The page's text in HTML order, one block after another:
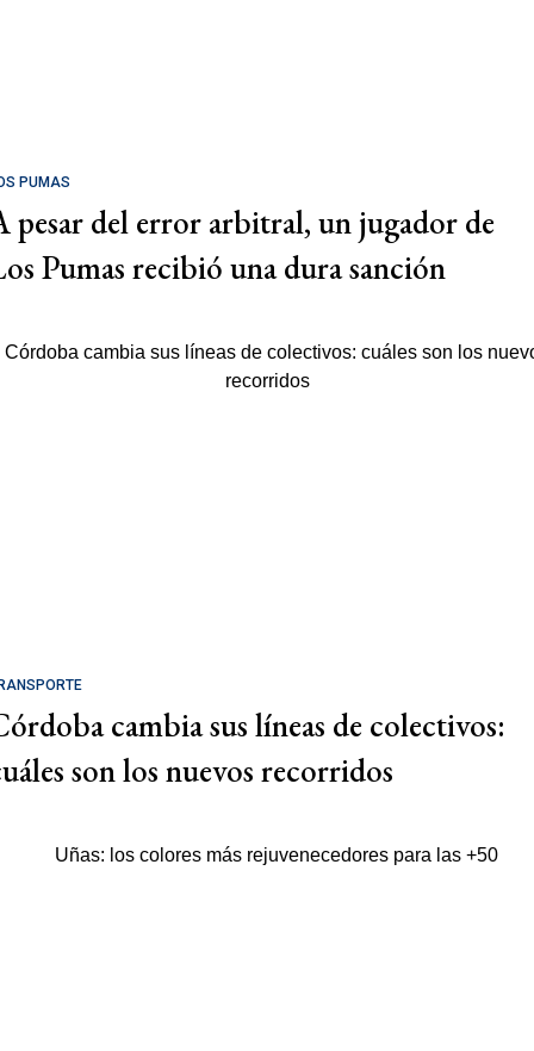
PUMAS
pesar del error arbitral, un jugador de
Pumas recibió una dura sanción
cambia sus líneas de colectivos:
son los nuevos recorridos